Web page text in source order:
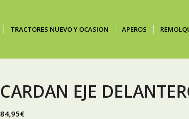
TRACTORES NUEVO Y OCASION APEROS
CARDAN EJE
84,95€